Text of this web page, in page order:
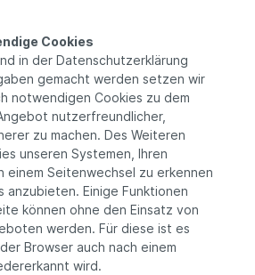
Cookies
in der Datenschutzerklärung
gemacht werden setzen wir
notwendigen Cookies zu dem
nutzerfreundlicher,
zu machen. Des Weiteren
unseren Systemen, Ihren
einem Seitenwechsel zu erkennen
anzubieten. Einige Funktionen
können ohne den Einsatz von
werden. Für diese ist es
Browser auch nach einem
wird.